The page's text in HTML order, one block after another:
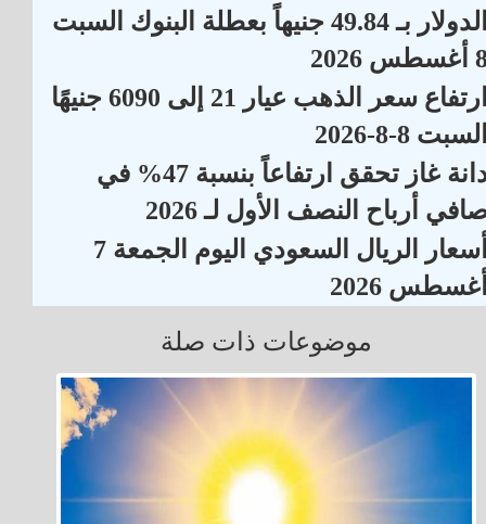
الدولار بـ 49.84 جنيهاً بعطلة البنوك السبت
2026
ارتفاع سعر الذهب عيار 21 إلى 6090 جنيهًا
8-8-2026
دانة غاز تحقق ارتفاعاً بنسبة 47% في
أرباح النصف الأول لـ 2026
أسعار الريال السعودي اليوم الجمعة 7
2026
موضوعات ذات صلة